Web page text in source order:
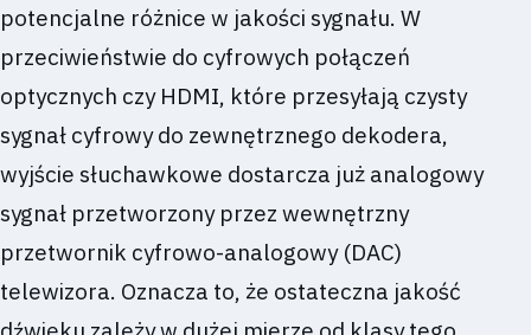
potencjalne różnice w jakości sygnału. W
przeciwieństwie do cyfrowych połączeń
optycznych czy HDMI, które przesyłają czysty
sygnał cyfrowy do zewnętrznego dekodera,
wyjście słuchawkowe dostarcza już analogowy
sygnał przetworzony przez wewnętrzny
przetwornik cyfrowo-analogowy (DAC)
telewizora. Oznacza to, że ostateczna jakość